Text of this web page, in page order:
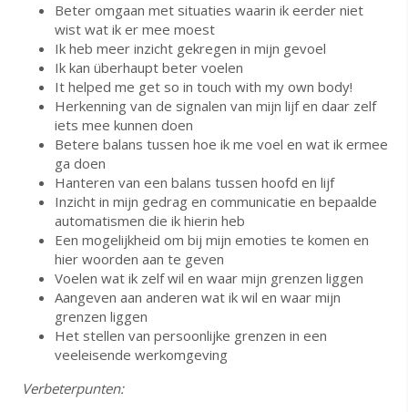
Beter omgaan met situaties waarin ik eerder niet
wist wat ik er mee moest
Ik heb meer inzicht gekregen in mijn gevoel
Ik kan überhaupt beter voelen
It helped me get so in touch with my own body!
Herkenning van de signalen van mijn lijf en daar zelf
iets mee kunnen doen
Betere balans tussen hoe ik me voel en wat ik ermee
ga doen
Hanteren van een balans tussen hoofd en lijf
Inzicht in mijn gedrag en communicatie en bepaalde
automatismen die ik hierin heb
Een mogelijkheid om bij mijn emoties te komen en
hier woorden aan te geven
Voelen wat ik zelf wil en waar mijn grenzen liggen
Aangeven aan anderen wat ik wil en waar mijn
grenzen liggen
Het stellen van persoonlijke grenzen in een
veeleisende werkomgeving
Verbeterpunten: